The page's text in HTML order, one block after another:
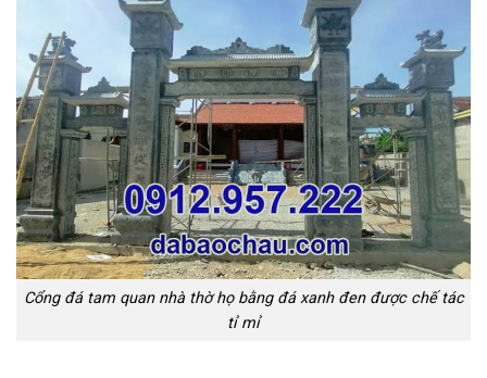
Cổng đá tam quan nhà thờ họ bằng đá xanh đen được chế tác
tỉ mỉ